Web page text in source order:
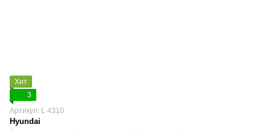
Хит
3
Артикул: L 4310
Hyundai